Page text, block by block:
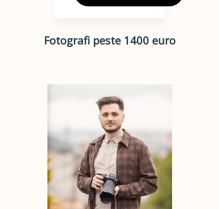
Fotografi peste 1400 euro